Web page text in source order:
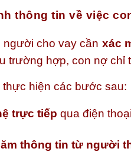
thông tin về việc
người cho vay cần xác
trường hợp, con nợ chỉ
thực hiện các bước sau:
trực tiếp qua điện
thông tin từ người